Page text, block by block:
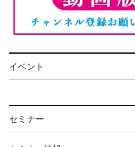
イベント
セミナー